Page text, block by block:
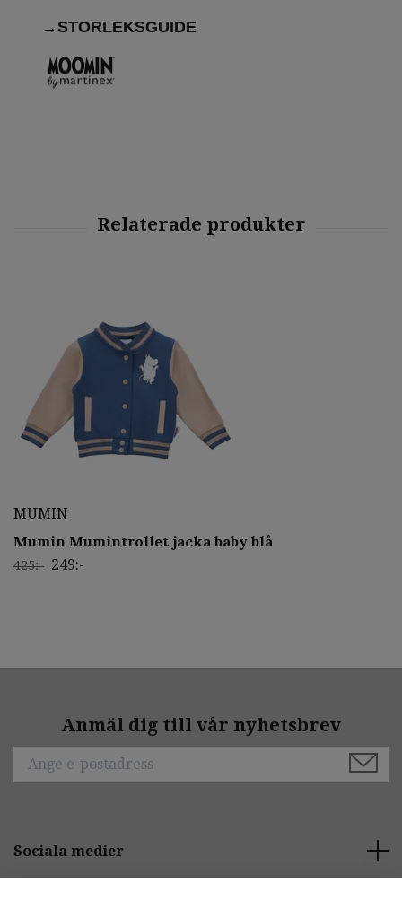
→STORLEKSGUIDE
MUMIN
Mumin Mumintrollet jacka baby blå
425:- 249:-
Anmäl dig till vår nyhetsbrev
Sociala medier